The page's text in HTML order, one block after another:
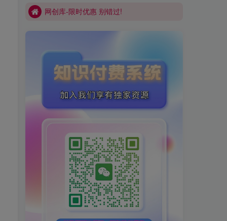
网创库-限时优惠 别错过!